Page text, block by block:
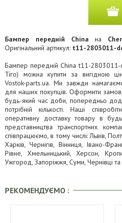
Бампер передній China на
Оригінальний артикул: t11-2803011-
Бампер передній China t11-
Тіго) можна купити за вигідною
Vostok-parts.ua. Ми завжди
для наших покупців. Оформити
будь-який час доби, попередньо
потрібній кількості. Наші
оперативну доставку товару в
представництва транспортних
співпрацюємо, в тому числі: Львів,
Харків, Чернігів, Вінниця, Івано-
Рівне, Хмельницький, Херсон,
Ужгород, Запоріжжя, Суми, Чернівці та
РЕКОМЕНДУЄМО :